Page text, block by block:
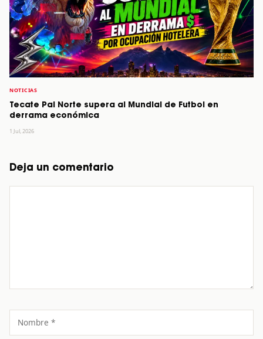
NOTICIAS
Tecate Pal Norte supera al Mundial de Futbol en
derrama económica
1 Jul, 2026
Deja un comentario
Comentario
Nombre